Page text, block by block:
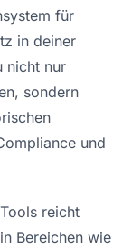
für
in deiner
nicht nur
sondern
und
reicht
Bereichen wie